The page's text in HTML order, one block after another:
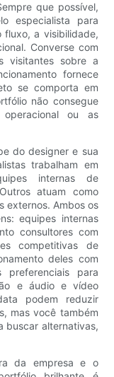
que possível,
especialista para
fluxo, a visibilidade,
Converse com
visitantes sobre a
fornece
se comporta em
não consegue
ou as
do designer e sua
trabalham em
internas de
atuam como
externos. Ambos os
equipes internas
consultores com
competitivas de
deles com
para
e áudio e vídeo
podem reduzir
mas você também
buscar alternativas,
da empresa e o